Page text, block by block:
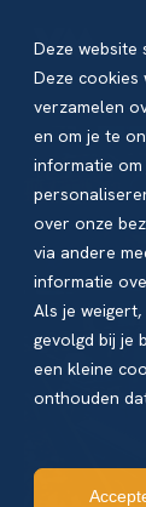
Deze website
Deze cookies
verzamelen
en om je te
informatie
over onze
via andere
informatie
Als je
gevolgd bij je
een kleine
onthouden